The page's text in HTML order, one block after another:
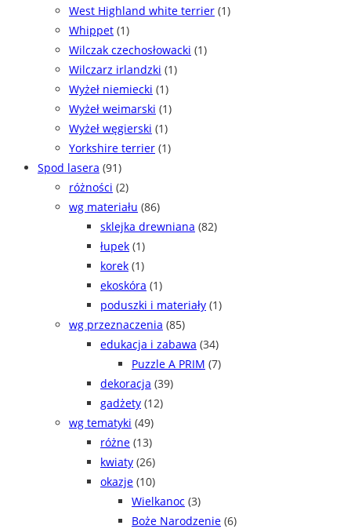
West Highland white terrier (1)
Whippet (1)
Wilczak czechosłowacki (1)
Wilczarz irlandzki (1)
Wyżeł niemiecki (1)
Wyżeł weimarski (1)
Wyżeł węgierski (1)
Yorkshire terrier (1)
Spod lasera (91)
różności (2)
wg materiału (86)
sklejka drewniana (82)
łupek (1)
korek (1)
ekoskóra (1)
poduszki i materiały (1)
wg przeznaczenia (85)
edukacja i zabawa (34)
Puzzle A PRIM (7)
dekoracja (39)
gadżety (12)
wg tematyki (49)
różne (13)
kwiaty (26)
okazje (10)
Wielkanoc (3)
Boże Narodzenie (6)